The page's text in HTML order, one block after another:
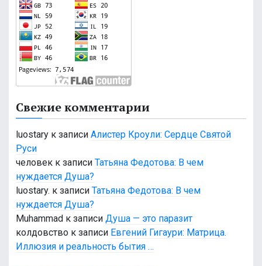
Свежие комментарии
luostary к записи Алистер Кроули: Сердце Святой
Руси
человек к записи Татьяна Федотова: В чем
нуждается Душа?
luostary. к записи Татьяна Федотова: В чем
нуждается Душа?
Muhammad к записи Душа — это паразит
колдовство к записи Евгений Гигаури: Матрица.
Иллюзия и реальность бытия …